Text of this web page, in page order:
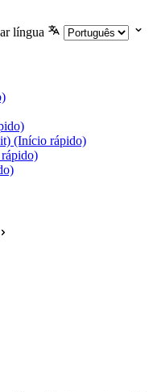
língua
(Início rápido)